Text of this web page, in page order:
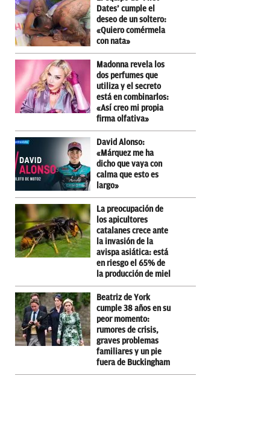
Dates’ cumple el
deseo de un soltero:
«Quiero comérmela
con nata»
Madonna revela los
dos perfumes que
utiliza y el secreto
está en combinarlos:
«Así creo mi propia
firma olfativa»
David Alonso:
«Márquez me ha
dicho que vaya con
calma que esto es
largo»
La preocupación de
los apicultores
catalanes crece ante
la invasión de la
avispa asiática: está
en riesgo el 65% de
la producción de miel
Beatriz de York
cumple 38 años en su
peor momento:
rumores de crisis,
graves problemas
familiares y un pie
fuera de Buckingham